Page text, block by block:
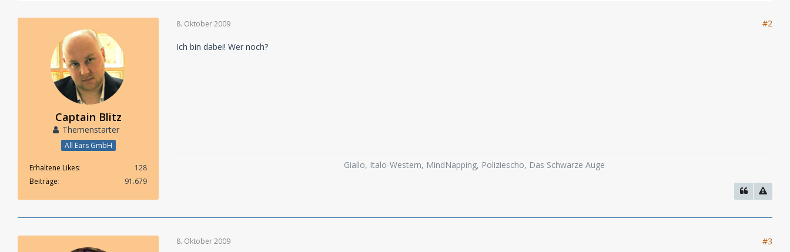
1200 qm Ausstellerfläche im Foyer
Captain Blitz
Themenstarter
All Ears GmbH
Erhaltene Likes
128
Beiträge
91.679
8. Oktober 2009 #2
Ich bin dabei! Wer noch?
Giallo, Italo-Western, MindNapping, Poliziescho, Das Schwarze Auge
8. Oktober 2009 #3